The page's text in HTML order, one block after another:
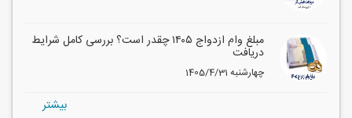
مبلغ وام ازدواج ۱۴۰۵ چقدر است؟ بررسی کامل شرایط
دریافت
1405/4/31 چهارشنبه
بيشتر